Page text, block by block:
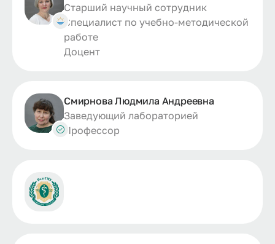
Старший научный сотрудник
Специалист по учебно-методической
работе
Доцент
Смирнова Людмила Андреевна
Заведующий лабораторией
Профессор